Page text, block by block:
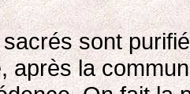
sont
après la